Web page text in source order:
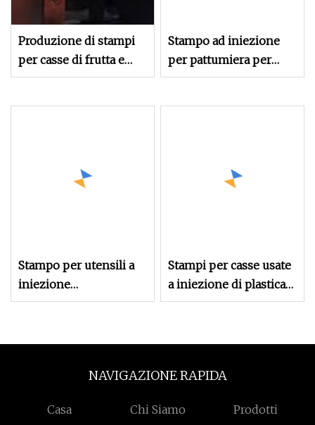
Produzione di stampi
per casse di frutta e
verdura in plastica
Stampo ad iniezione
per pattumiera per
cassa per pallet
Stampo per utensili a
iniezione
personalizzato per
cassa in plastica
Stampi per casse usate
a iniezione di plastica
di seconda mano più
di scatole di fatturato,
pieghevoli per scatole
NAVIGAZIONE RAPIDA
Casa Chi Siamo Prodotti